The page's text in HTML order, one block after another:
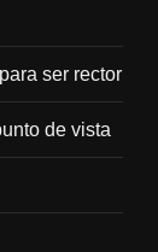
ser rector
de vista